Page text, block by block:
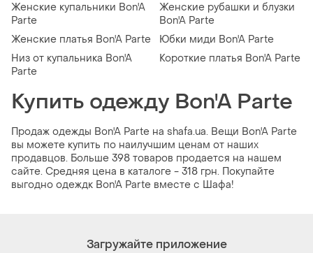
Женские купальники Bon'A
Parte
Женские рубашки и блузки
Bon'A Parte
Женские платья Bon'A Parte
Юбки миди Bon'A Parte
Низ от купальника Bon'A
Parte
Короткие платья Bon'A Parte
Купить одежду Bon'A Parte
Продаж одежды Bon'A Parte на shafa.ua. Вещи Bon'A Parte
вы можете купить по наилучшим ценам от наших
продавцов. Больше 398 товаров продается на нашем
сайте. Средняя цена в каталоге - 318 грн. Покупайте
выгодно одеждк Bon'A Parte вместе с Шафа!
Загружайте приложение